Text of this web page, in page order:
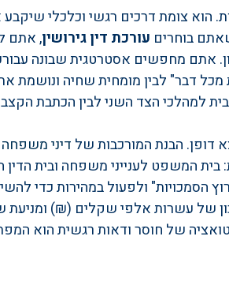
הוא צומת דרכים רגשי וכלכלי שיקבע
בוחרים עורכת דין גירושין, אתם
אתם מחפשים אסטרטגית שבונה
דבר" לבין מומחית שחיה ונושמת
למהלכי הצד השני לבין הכתבת הקצב
דופן. הבנת המורכבות של דיני משפחה
המשפט לענייני משפחה ובית הדין
הסמכויות" ולפעול במהירות כדי
של עשרות אלפי שקלים (₪) ומניעת
של חוסר ודאות רגשית הוא